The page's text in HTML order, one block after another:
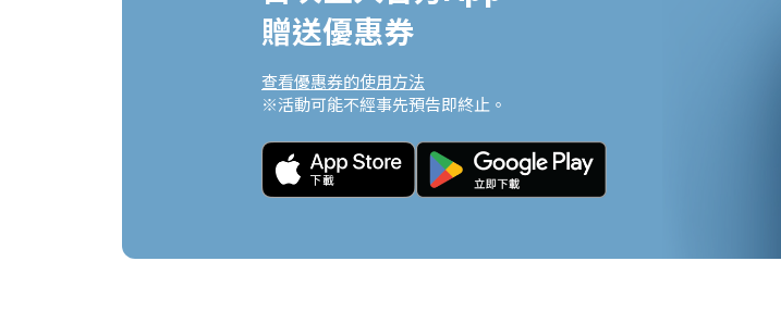
贈送優惠券
查看優惠券的使用方法
※活動可能不經事先預告即終止。